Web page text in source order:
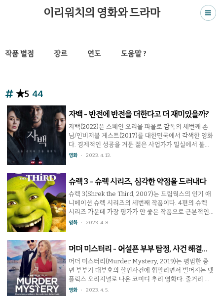
이리워치의 영화와 드라마
작품 별점 장르 연도 도움말 ?
★5 44
자백 - 반전에 반전을 더한다고 더 재미있을까?
자백(2022)은 스페인 오리올 파올로 감독의 세번째 손
님/인비저블 게스트(2017)를 대한민국에서 각색한 영화
다. 경제적인 성공을 거둔 젊은 사업가가 밀실에서 불륜
관계였던 여성이 죽은 상태에서 함께 발견, 살인 혐의를
수록 진실의 실체는 달라진다. 중반부까지의 이야기 전
개와 내용은 원작과 비슷하다. 다만 미스터리 스릴러 장
르의 영화를 각색한다면 문제가 되는 부분은 바로 반전
부분일 것이다. 한국 제작진은 원작을 본 사람도 긴장하
고 보라는 의미인지 반전에 반전을 더한다. 범인 입장에
서 결말은 같지만. 다만 더해진 반전이 원래 이야기에 잘
영화 2023. 4. 13.
슈렉 3 - 슈렉 시리즈, 심각한 약점을 드러내다
슈렉 3(Shrek the Third, 2007)는 드림웍스의 인기 애
니메이션 슈렉 시리즈의 세번째 작품이다. 4편의 슈렉
시리즈 가운데 가장 평가가 안 좋은 작품으로 근본적인
약점을 드러냈다. 슈렉은 이야기보다는 캐릭터의 개성이
나, 동키의 세 주연에 악역인 파콰드, 조연으로 피노키오,
늑대, 진저브레드, 세마리의 쥐, 드래곤 등 개성적이고 흥
미로운 캐릭터가 넘쳐났다. 2편 또한 1편의 캐릭터들을
잘 살려쓰는 것은 물론, 장화신은 고양이와 프린스 챠밍
을 시작으로 요정 대모, 해롤드 왕, 릴리언 왕비 등 새로
운 캐릭터로 생명력을 불어넣는다. 하지만 슈렉 3에서 비
영화 2023. 4. 8.
머더 미스터리 - 어설픈 부부 탐정, 사건 해결은
가능할까
머더 미스터리(Murder Mystery, 2019)는 평범한 중
년 부부가 대부호의 살인사건에 휘말리면서 벌어지는 넷
플릭스 오리지널로 나온 코미디 추리 영화다. 줄거리 뉴
욕 경찰 닉과 미용사 오드리는 15년째 결혼 생활 중인 서
영화 2023. 4. 5.